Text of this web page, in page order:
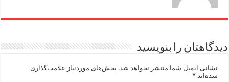
دیدگاهتان را بنویسید
نشانی ایمیل شما منتشر نخواهد شد. بخش‌های موردنیاز علامت‌گذاری
شده‌اند*